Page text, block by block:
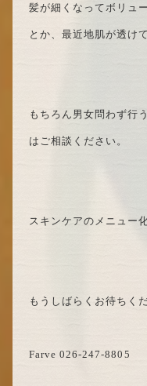
髪が細くなってボリュ
とか、最近地肌が透け
もちろん男女問わず行
はご相談ください。
スキンケアのメニュー
もうしばらくお待ちく
Farve 026-247-8805